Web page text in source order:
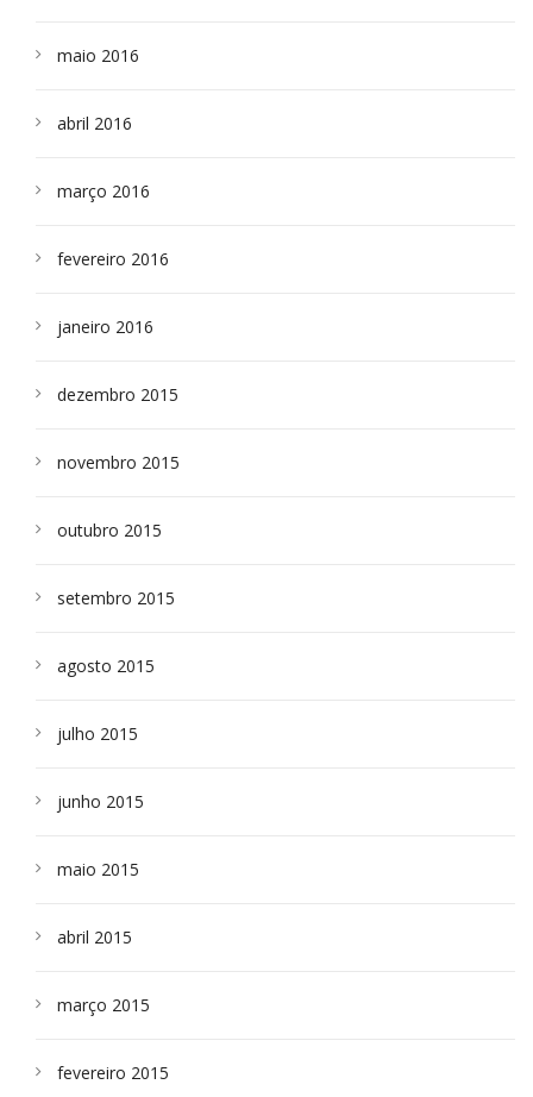
maio 2016
abril 2016
março 2016
fevereiro 2016
janeiro 2016
dezembro 2015
novembro 2015
outubro 2015
setembro 2015
agosto 2015
julho 2015
junho 2015
maio 2015
abril 2015
março 2015
fevereiro 2015